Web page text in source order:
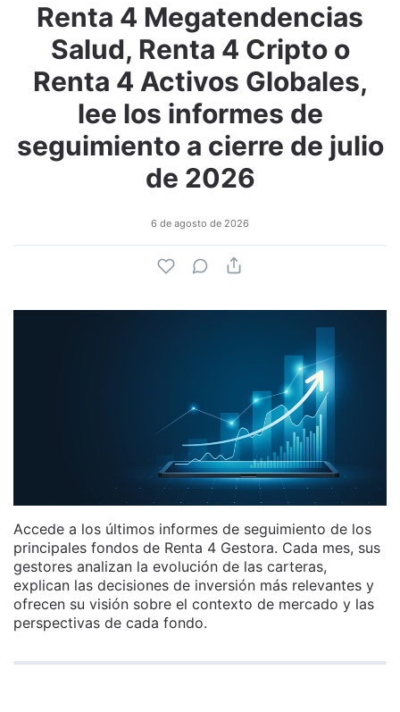
Renta 4 Megatendencias
Salud, Renta 4 Cripto o
Renta 4 Activos Globales,
lee los informes de
seguimiento a cierre de julio
de 2026
6 de agosto de 2026
Accede a los últimos informes de seguimiento de los
principales fondos de Renta 4 Gestora. Cada mes, sus
gestores analizan la evolución de las carteras,
explican las decisiones de inversión más relevantes y
ofrecen su visión sobre el contexto de mercado y las
perspectivas de cada fondo.